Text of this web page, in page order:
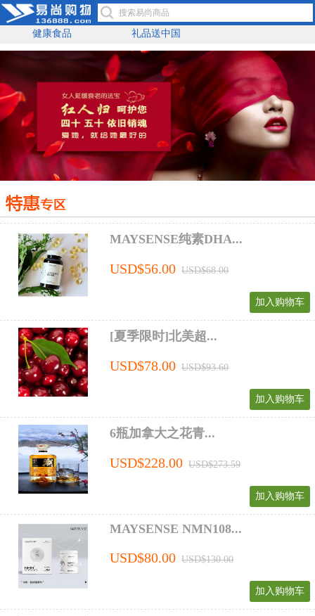
健康食品 礼品送中国
MAYSENSE纯素DHA...
USD$56.00 USD$68.00
加入购物车
[夏季限时]北美超...
USD$78.00 USD$93.60
加入购物车
6瓶加拿大之花青...
USD$228.00 USD$273.59
加入购物车
MAYSENSE NMN108...
USD$80.00 USD$130.00
加入购物车